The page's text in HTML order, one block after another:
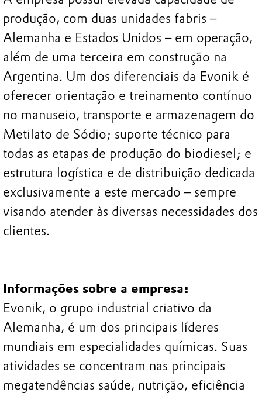
produção, com duas unidades fabris –
Alemanha e Estados Unidos – em operação,
além de uma terceira em construção na
Argentina. Um dos diferenciais da Evonik é
oferecer orientação e treinamento contínuo
no manuseio, transporte e armazenagem do
Metilato de Sódio; suporte técnico para
todas as etapas de produção do biodiesel; e
estrutura logística e de distribuição dedicada
exclusivamente a este mercado – sempre
visando atender às diversas necessidades dos
clientes.
Informações sobre a empresa:
Evonik, o grupo industrial criativo da
Alemanha, é um dos principais líderes
mundiais em especialidades químicas. Suas
atividades se concentram nas principais
megatendências saúde, nutrição, eficiência